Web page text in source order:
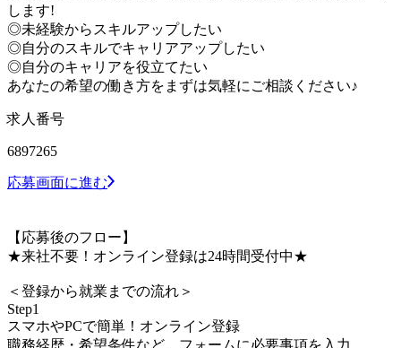
します!
◎未経験からスキルアップしたい
◎自分のスキルでキャリアアップしたい
◎自分のキャリアを役立てたい
あなたの希望の働き方をまずは気軽にご相談ください♪
求人番号
6897265
応募画面に進む
【応募後のフロー】
★来社不要！オンライン登録は24時間受付中★
＜登録から就業までの流れ＞
Step1
スマホやPCで簡単！オンライン登録
職務経歴・希望条件など、フォームに必要事項を入力